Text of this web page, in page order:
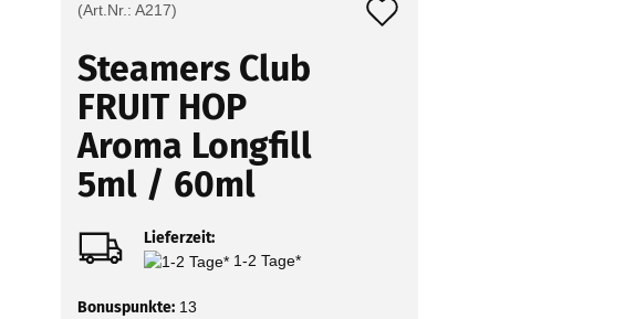
(Art.Nr.: A217)
Steamers Club
FRUIT HOP
Aroma Longfill
5ml / 60ml
Lieferzeit:
1-2 Tage*
Bonuspunkte: 13